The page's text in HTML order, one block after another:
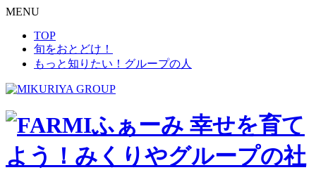
MENU
TOP
旬をおとどけ！
もっと知りたい！グループの人
幸せを育て
よう！みくりやグループの社